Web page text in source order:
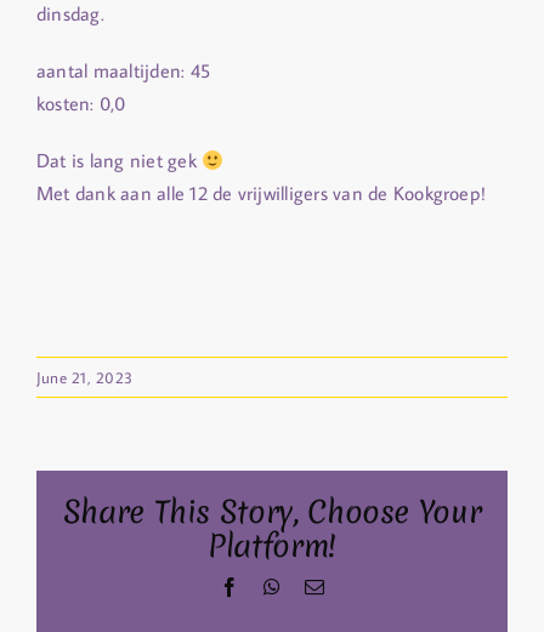
dinsdag.
aantal maaltijden: 45
kosten: 0,0
Dat is lang niet gek
Met dank aan alle 12 de vrijwilligers van de Kookgroep!
June 21, 2023
Share This Story, Choose Your
Platform!
FacebookWhatsApp
Email